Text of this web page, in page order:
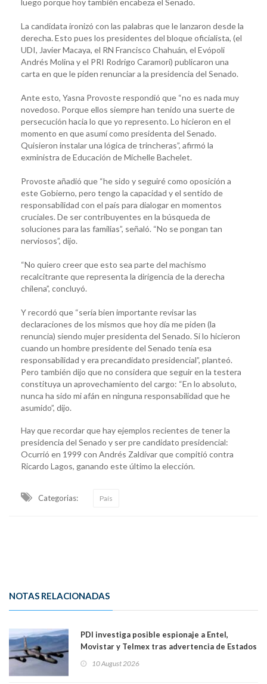
La candidata ironizó con las palabras que le lanzaron desde la
derecha. Esto pues los presidentes del bloque oficialista, (el
UDI, Javier Macaya, el RN Francisco Chahuán, el Evópoli
Andrés Molina y el PRI Rodrigo Caramori) publicaron una
carta en que le piden renunciar a la presidencia del Senado.
Ante esto, Yasna Provoste respondió que “no es nada muy
novedoso. Porque ellos siempre han tenido una suerte de
persecución hacia lo que yo represento. Lo hicieron en el
momento en que asumí como presidenta del Senado.
Quisieron instalar una lógica de trincheras”, afirmó la
exministra de Educación de Michelle Bachelet.
Provoste añadió que “he sido y seguiré como oposición a
este Gobierno, pero tengo la capacidad y el sentido de
responsabilidad con el país para dialogar en momentos
cruciales. De ser contribuyentes en la búsqueda de
soluciones para las familias”, señaló. “No se pongan tan
nerviosos”, dijo.
“No quiero creer que esto sea parte del machismo
recalcitrante que representa la dirigencia de la derecha
chilena”, concluyó.
Y recordó que “sería bien importante revisar las
declaraciones de los mismos que hoy día me piden (la
renuncia) siendo mujer presidenta del Senado. Si lo hicieron
cuando un hombre presidente del Senado tenía esa
responsabilidad y era precandidato presidencial”, planteó.
Pero también dijo que no considera que seguir en la testera
constituya un aprovechamiento del cargo: “En lo absoluto,
nunca ha sido mi afán en ninguna responsabilidad que he
asumido”, dijo.
Hay que recordar que hay ejemplos recientes de tener la
presidencia del Senado y ser pre candidato presidencial:
Ocurrió en 1999 con Andrés Zaldívar que compitió contra
Ricardo Lagos, ganando este último la elección.
Categorias: País
NOTAS RELACIONADAS
PDI investiga posible espionaje a Entel,
Movistar y Telmex tras advertencia de Estados
10 August 2026